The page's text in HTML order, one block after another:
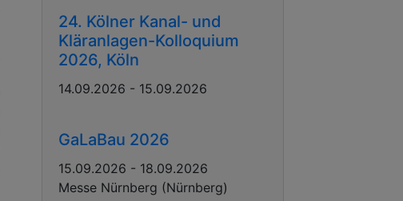
24. Kölner Kanal- und
Kläranlagen-Kolloquium
2026, Köln
14.09.2026 - 15.09.2026
GaLaBau 2026
15.09.2026 - 18.09.2026
Messe Nürnberg (Nürnberg)